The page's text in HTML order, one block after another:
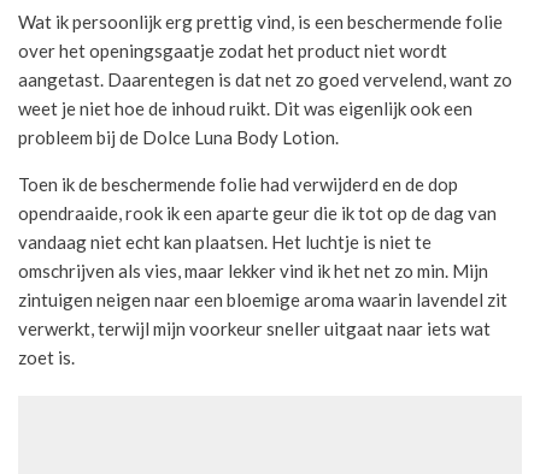
Wat ik persoonlijk erg prettig vind, is een beschermende folie
over het openingsgaatje zodat het product niet wordt
aangetast. Daarentegen is dat net zo goed vervelend, want zo
weet je niet hoe de inhoud ruikt. Dit was eigenlijk ook een
probleem bij de Dolce Luna Body Lotion.
Toen ik de beschermende folie had verwijderd en de dop
opendraaide, rook ik een aparte geur die ik tot op de dag van
vandaag niet echt kan plaatsen. Het luchtje is niet te
omschrijven als vies, maar lekker vind ik het net zo min. Mijn
zintuigen neigen naar een bloemige aroma waarin lavendel zit
verwerkt, terwijl mijn voorkeur sneller uitgaat naar iets wat
zoet is.